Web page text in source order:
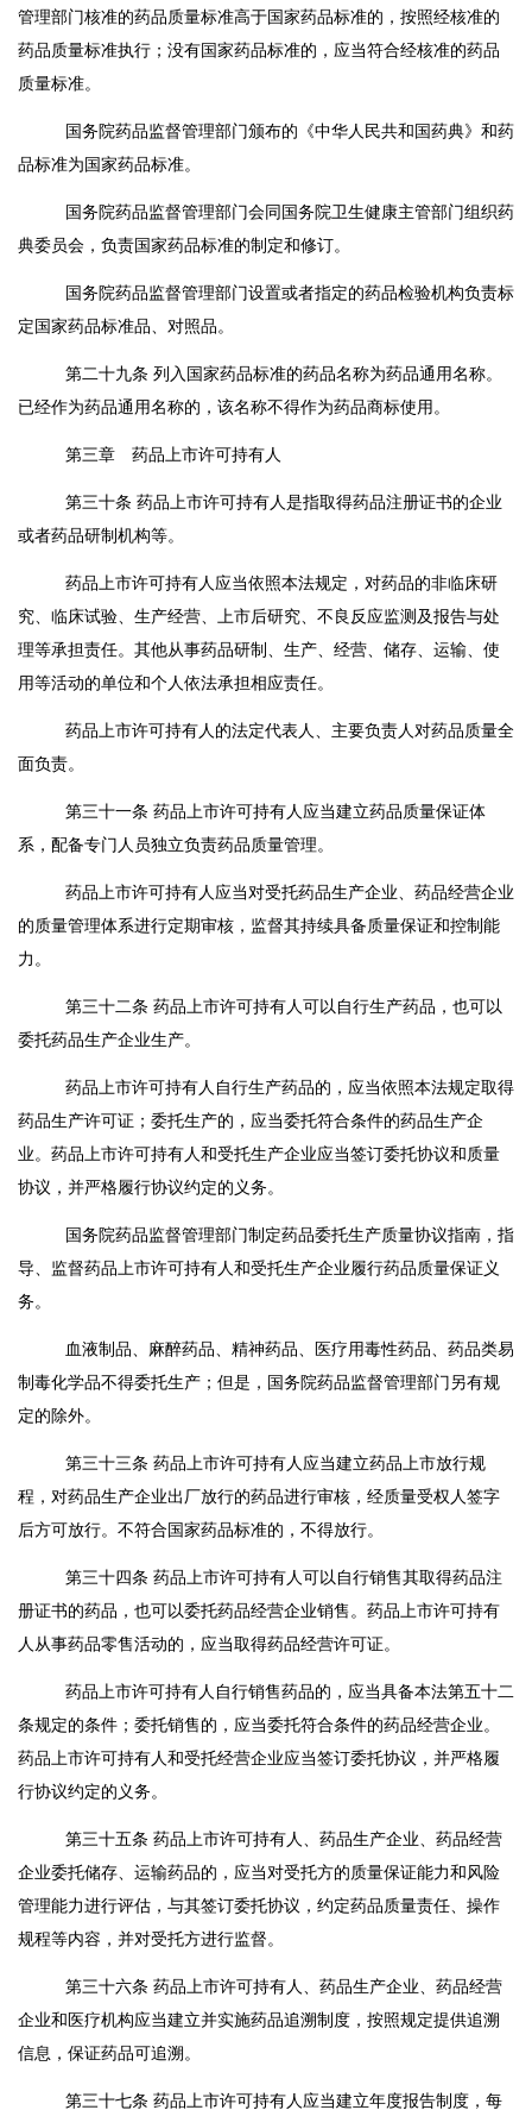
管理部门核准的药品质量标准高于国家药品标准的，按照经核准的
药品质量标准执行；没有国家药品标准的，应当符合经核准的药品
质量标准。
国务院药品监督管理部门颁布的《中华人民共和国药典》和药
品标准为国家药品标准。
国务院药品监督管理部门会同国务院卫生健康主管部门组织药
典委员会，负责国家药品标准的制定和修订。
国务院药品监督管理部门设置或者指定的药品检验机构负责标
定国家药品标准品、对照品。
第二十九条 列入国家药品标准的药品名称为药品通用名称。
已经作为药品通用名称的，该名称不得作为药品商标使用。
第三章 药品上市许可持有人
第三十条 药品上市许可持有人是指取得药品注册证书的企业
或者药品研制机构等。
药品上市许可持有人应当依照本法规定，对药品的非临床研
究、临床试验、生产经营、上市后研究、不良反应监测及报告与处
理等承担责任。其他从事药品研制、生产、经营、储存、运输、使
用等活动的单位和个人依法承担相应责任。
药品上市许可持有人的法定代表人、主要负责人对药品质量全
面负责。
第三十一条 药品上市许可持有人应当建立药品质量保证体
系，配备专门人员独立负责药品质量管理。
药品上市许可持有人应当对受托药品生产企业、药品经营企业
的质量管理体系进行定期审核，监督其持续具备质量保证和控制能
力。
第三十二条 药品上市许可持有人可以自行生产药品，也可以
委托药品生产企业生产。
药品上市许可持有人自行生产药品的，应当依照本法规定取得
药品生产许可证；委托生产的，应当委托符合条件的药品生产企
业。药品上市许可持有人和受托生产企业应当签订委托协议和质量
协议，并严格履行协议约定的义务。
国务院药品监督管理部门制定药品委托生产质量协议指南，指
导、监督药品上市许可持有人和受托生产企业履行药品质量保证义
务。
血液制品、麻醉药品、精神药品、医疗用毒性药品、药品类易
制毒化学品不得委托生产；但是，国务院药品监督管理部门另有规
定的除外。
第三十三条 药品上市许可持有人应当建立药品上市放行规
程，对药品生产企业出厂放行的药品进行审核，经质量受权人签字
后方可放行。不符合国家药品标准的，不得放行。
第三十四条 药品上市许可持有人可以自行销售其取得药品注
册证书的药品，也可以委托药品经营企业销售。药品上市许可持有
人从事药品零售活动的，应当取得药品经营许可证。
药品上市许可持有人自行销售药品的，应当具备本法第五十二
条规定的条件；委托销售的，应当委托符合条件的药品经营企业。
药品上市许可持有人和受托经营企业应当签订委托协议，并严格履
行协议约定的义务。
第三十五条 药品上市许可持有人、药品生产企业、药品经营
企业委托储存、运输药品的，应当对受托方的质量保证能力和风险
管理能力进行评估，与其签订委托协议，约定药品质量责任、操作
规程等内容，并对受托方进行监督。
第三十六条 药品上市许可持有人、药品生产企业、药品经营
企业和医疗机构应当建立并实施药品追溯制度，按照规定提供追溯
信息，保证药品可追溯。
第三十七条 药品上市许可持有人应当建立年度报告制度，每